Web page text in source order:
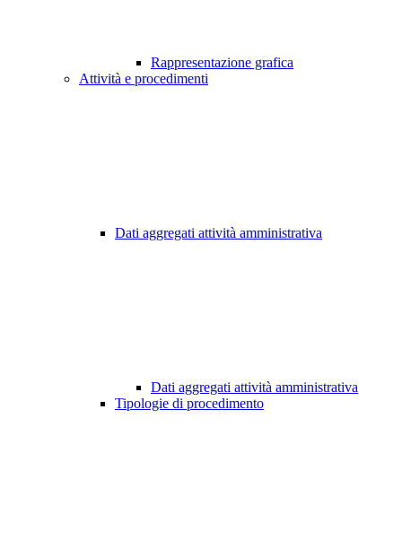
Rappresentazione grafica
Attività e procedimenti
Dati aggregati attività amministrativa
Dati aggregati attività amministrativa
Tipologie di procedimento